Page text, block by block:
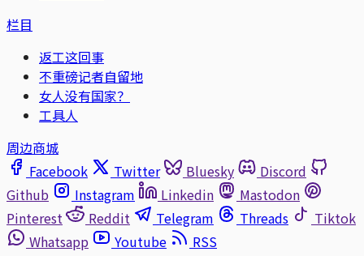
栏目
返工这回事
不重磅记者自留地
女人没有国家？
工具人
周边商城
Facebook
Twitter Bluesky
Discord
Github
Instagram Linkedin
Mastodon
Pinterest
Reddit Telegram Threads
Tiktok
Whatsapp
Youtube
RSS